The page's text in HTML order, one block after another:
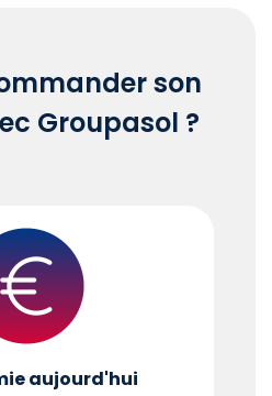
son
Groupasol ?
aujourd'hui